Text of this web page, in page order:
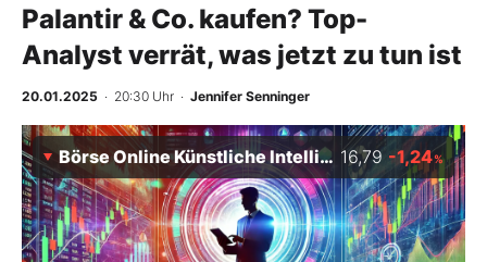
Finanz-Check
Abo & Shop
BO-Musterdepots
Experten
Mein B:O
Palantir & Co. kaufen? Top-
Analyst verrät, was jetzt zu tun ist
20.01.2025 · 20:30 Uhr · Jennifer Senninger
Börse Online Künstliche Intelligenz Index 16,79 -1,24%